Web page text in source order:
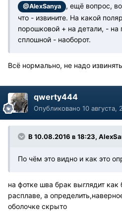
@AlexSanya
, ещё вопрос,
что - извините. На какой
порошковой + на детали, - на
сплошной - наоборот.
Всё нормально, не надо
qwerty444
Опубликовано 10 августа,
В 10.08.2016 в 18:23,
По чём это видно и как это
на фотке шва брак выглядит как
расплаве, а
оболочке скрыто